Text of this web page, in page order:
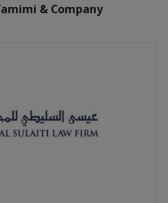
& Company